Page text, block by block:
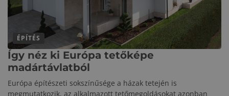
ÉPÍTÉS
Így néz ki Európa tetőképe
madártávlatból
Európa építészeti sokszínűsége a házak tetején is
megmutatkozik, az alkalmazott tetőmegoldásokat azonban